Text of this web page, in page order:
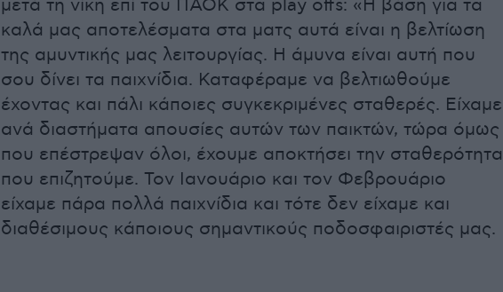
μετά τη νίκη επί του ΠΑΟΚ στα play offs: «Η βάση για τα
καλά μας αποτελέσματα στα ματς αυτά είναι η βελτίωση
της αμυντικής μας λειτουργίας. Η άμυνα είναι αυτή που
σου δίνει τα παιχνίδια. Καταφέραμε να βελτιωθούμε
έχοντας και πάλι κάποιες συγκεκριμένες σταθερές. Είχαμε
ανά διαστήματα απουσίες αυτών των παικτών, τώρα όμως
που επέστρεψαν όλοι, έχουμε αποκτήσει την σταθερότητα
που επιζητούμε. Τον Ιανουάριο και τον Φεβρουάριο
είχαμε πάρα πολλά παιχνίδια και τότε δεν είχαμε και
διαθέσιμους κάποιους σημαντικούς ποδοσφαιριστές μας.